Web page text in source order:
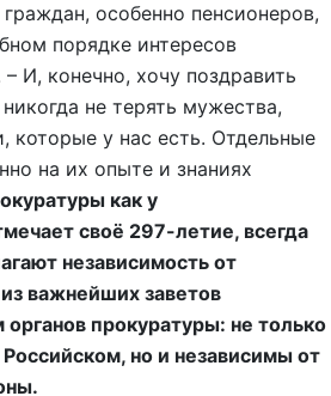
особенно пенсионеров,
порядке интересов
И, конечно, хочу поздравить
не терять мужества,
которые у нас есть. Отдельные
на их опыте и знаниях
как у
своё 297-летие, всегда
независимость от
важнейших заветов
прокуратуры: не только
но и независимы от